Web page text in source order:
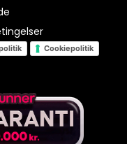
Cookiepolitik